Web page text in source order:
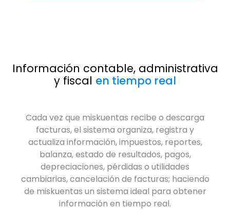
Información contable, administrativa
y fiscal en tiempo real
Cada vez que miskuentas recibe o descarga
facturas, el sistema organiza, registra y
actualiza información, impuestos, reportes,
balanza, estado de resultados, pagos,
depreciaciones, pérdidas o utilidades
cambiarias, cancelación de facturas; haciendo
de miskuentas un sistema ideal para obtener
información en tiempo real.